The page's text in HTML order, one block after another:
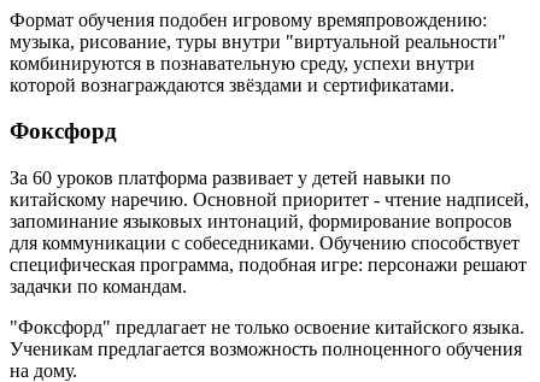
Формат обучения подобен игровому времяпровождению:
музыка, рисование, туры внутри "виртуальной реальности"
комбинируются в познавательную среду, успехи внутри
которой вознаграждаются звёздами и сертификатами.
Фоксфорд
За 60 уроков платформа развивает у детей навыки по
китайскому наречию. Основной приоритет - чтение надписей,
запоминание языковых интонаций, формирование вопросов
для коммуникации с собеседниками. Обучению способствует
специфическая программа, подобная игре: персонажи решают
задачки по командам.
"Фоксфорд" предлагает не только освоение китайского языка.
Ученикам предлагается возможность полноценного обучения
на дому.